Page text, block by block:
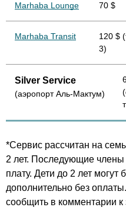
Marhaba Lounge 70 $
Marhaba Transit
120 $
3)
Silver Service
(аэропорт Аль-Мактум)
*Сервис рассчитан на
2 лет. Последующие
плату. Дети до 2 лет могут
дополнительно без
сообщить в комментарии к